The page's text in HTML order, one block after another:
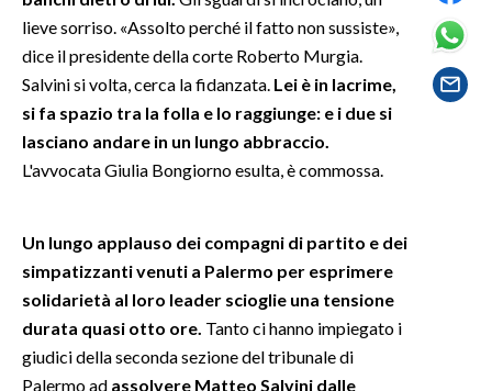
SALUTE
SARDI NEL MONDO
NOTIZIE
#CARAUNIONE
3 MINUTI CON
INSULARITÀ
lieve sorriso. «Assolto perché il fatto non sussiste»,
dice il presidente della corte Roberto Murgia.
Salvini si volta, cerca la fidanzata. Lei è in lacrime,
si fa spazio tra la folla e lo raggiunge: e i due si
lasciano andare in un lungo abbraccio.
L'avvocata Giulia Bongiorno esulta, è commossa.
Un lungo applauso dei compagni di partito e dei
simpatizzanti venuti a Palermo per esprimere
solidarietà al loro leader scioglie una tensione
durata quasi otto ore. Tanto ci hanno impiegato i
giudici della seconda sezione del tribunale di
Palermo ad assolvere Matteo Salvini dalle